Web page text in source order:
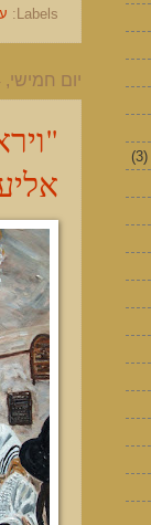
Labels:
יום חמישי, 24 בדצמבר 2015
(3)